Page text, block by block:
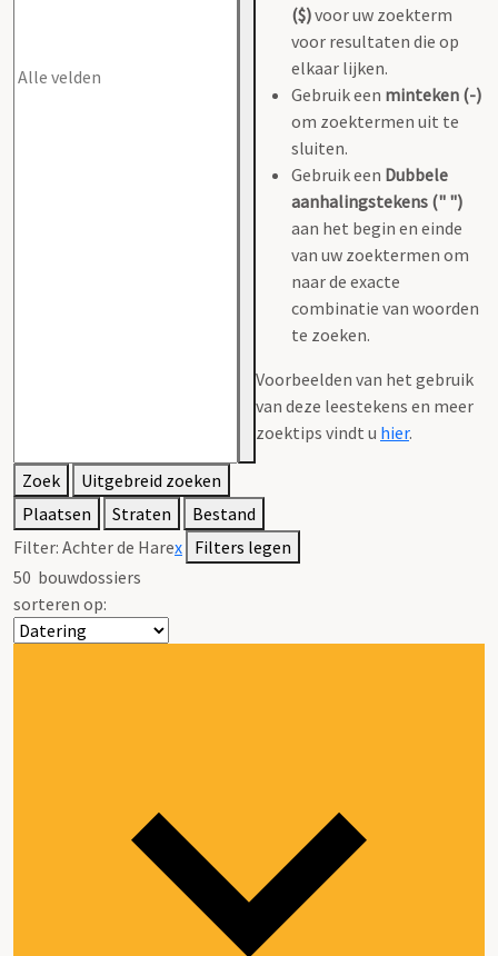
($)voor uw zoekterm
voor resultaten die op
elkaar lijken.
Gebruik een minteken (-)
om zoektermen uit te
sluiten.
Gebruik een Dubbele
aanhalingstekens (" ")
aan het begin en einde
van uw zoektermen om
naar de exacte
combinatie van woorden
te zoeken.
Voorbeelden van het gebruik
van deze leestekens en meer
zoektips vindt u hier.
Zoek
Uitgebreid zoeken
Plaatsen
Straten
Bestand
Filter: Achter de Harex Filters legen
50 bouwdossiers
sorteren op: